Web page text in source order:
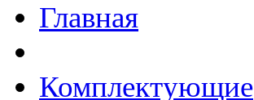
Главная
Комплектующие